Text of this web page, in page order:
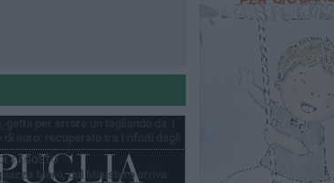
interrato in piazza Marconi, SI:
4 AGOSTO
4 AGOSTO
piazza Moro, dal Ministero arriva